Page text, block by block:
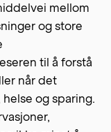
mellom
og store
til å forstå
når det
og sparing.